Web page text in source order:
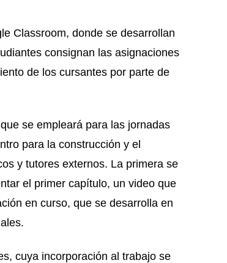
Classroom, donde se desarrollan
consignan las asignaciones
de los cursantes por parte de
se empleará para las jornadas
para la construcción y el
y tutores externos. La primera se
el primer capítulo, un video que
en curso, que se desarrolla en
cuya incorporación al trabajo se